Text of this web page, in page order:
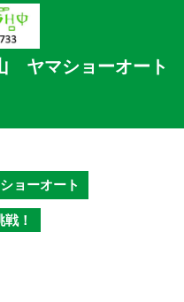
ヤマショーオート
ョーオート
！